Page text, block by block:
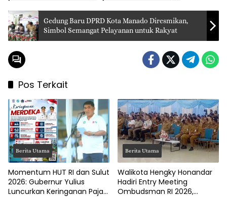
Gedung Baru DPRD Kota Manado Diresmikan,
Simbol Semangat Pelayanan untuk Rakyat
Pos Terkait
Berita Utama
Momentum HUT RI dan Sulut
2026: Gubernur Yulius
Luncurkan Keringanan Pajak
Berita Utama
Walikota Hengky Honandar
Hadiri Entry Meeting
Ombudsman RI 2026,